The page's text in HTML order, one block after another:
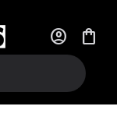
account_circle
shopping_bag